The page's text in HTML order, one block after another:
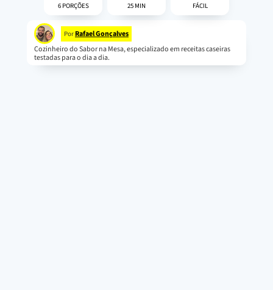
6 PORÇÕES 25 MIN FÁCIL
Por Rafael Gonçalves
Cozinheiro do Sabor na Mesa, especializado em receitas caseiras
testadas para o dia a dia.